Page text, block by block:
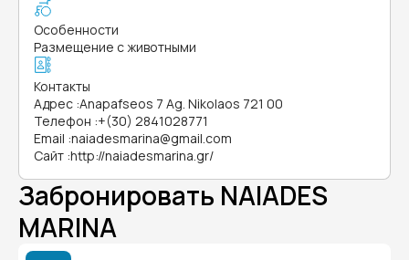
Особенности
Размещение с животными
Контакты
Адрес :Anapafseos 7 Ag. Nikolaos 721 00
Телефон :+(30) 2841028771
Email :naiadesmarina@gmail.com
Сайт :http://naiadesmarina.gr/
Забронировать NAIADES
MARINA